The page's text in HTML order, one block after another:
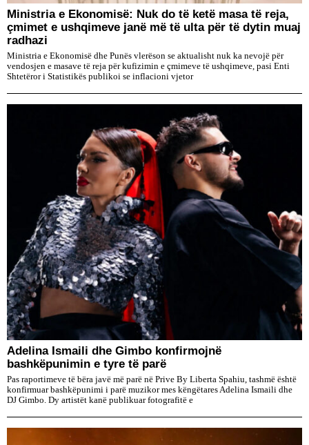
Ministria e Ekonomisë: Nuk do të ketë masa të reja,
çmimet e ushqimeve janë më të ulta për të dytin muaj
radhazi
Ministria e Ekonomisë dhe Punës vlerëson se aktualisht nuk ka nevojë për
vendosjen e masave të reja për kufizimin e çmimeve të ushqimeve, pasi Enti
Shtetëror i Statistikës publikoi se inflacioni vjetor
Adelina Ismaili dhe Gimbo konfirmojnë
bashkëpunimin e tyre të parë
Pas raportimeve të bëra javë më parë në Prive By Liberta Spahiu, tashmë është
konfirmuar bashkëpunimi i parë muzikor mes këngëtares Adelina Ismaili dhe
DJ Gimbo. Dy artistët kanë publikuar fotografitë e